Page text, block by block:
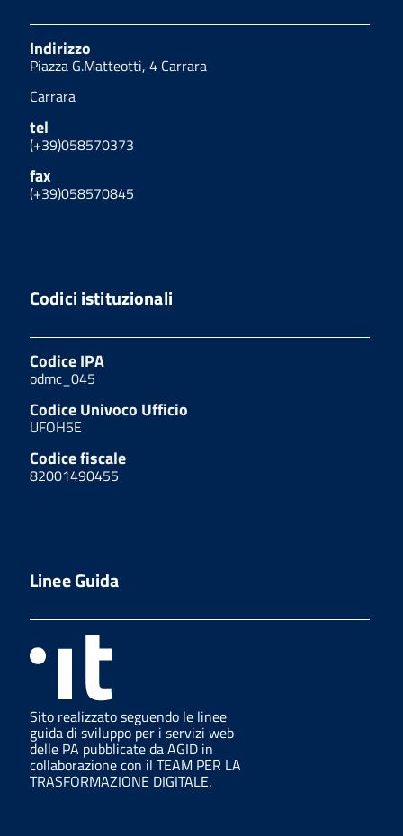
Indirizzo
Piazza G.Matteotti, 4 Carrara
Carrara
tel
(+39)058570373
fax
(+39)058570845
Codici istituzionali
Codice IPA
odmc_045
Codice Univoco Ufficio
UFOH5E
Codice fiscale
82001490455
Linee Guida
Sito realizzato seguendo le linee
guida di sviluppo per i servizi web
delle PA pubblicate da AGID in
collaborazione con il TEAM PER LA
TRASFORMAZIONE DIGITALE.